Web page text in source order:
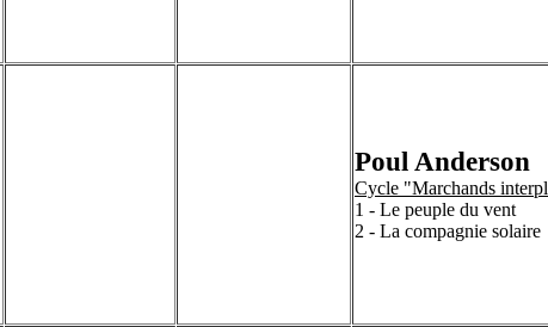
Poul Anderson
Cycle "Marchands
1 - Le peuple du vent
2 - La compagnie solaire